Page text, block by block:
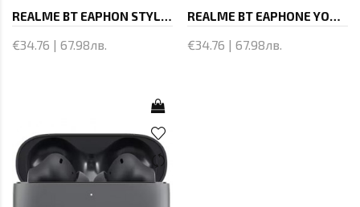
REALME BT EAPHON STYLISH BLACK
€34.76 | 67.98лв.
REALME BT EAPHONE YOUTH WHITE
€34.76 | 67.98лв.